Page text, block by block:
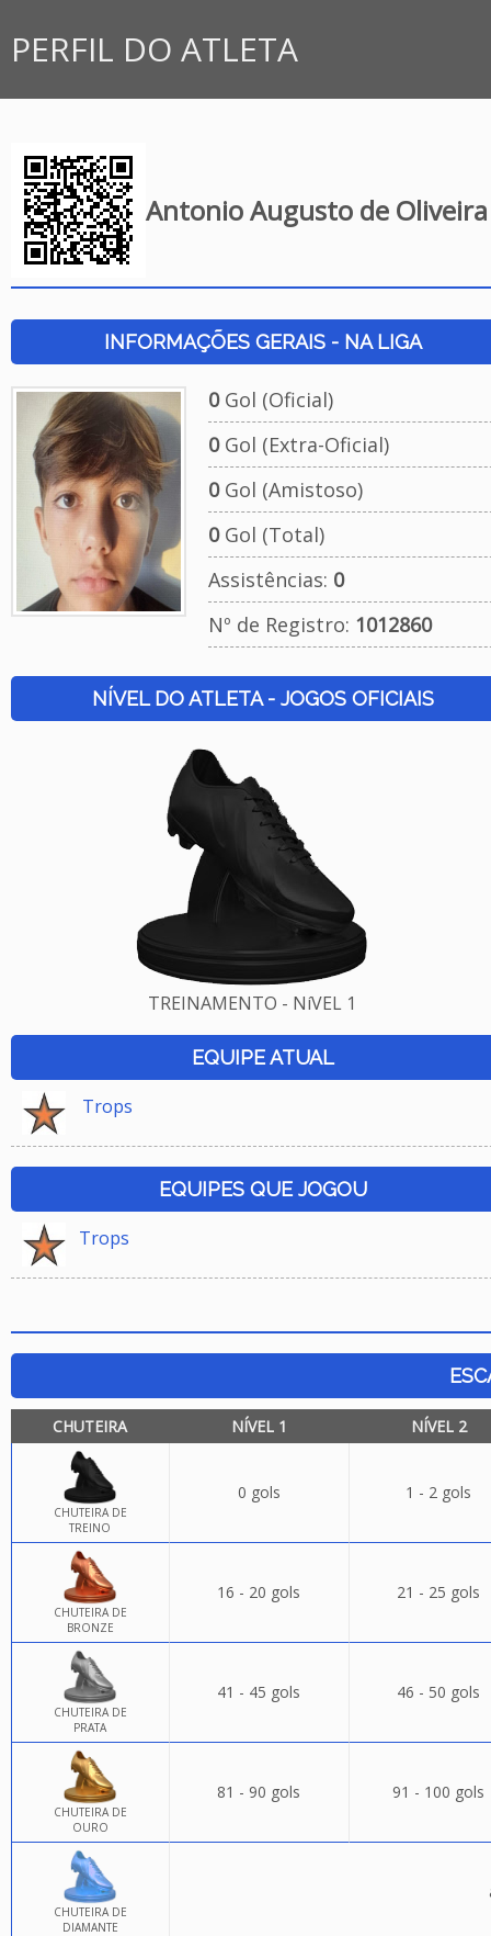
PERFIL DO ATLETA
Antonio Augusto de Oliveira
INFORMAÇÕES GERAIS - NA LIGA
0Gol (Oficial)
0Gol (Extra-Oficial)
0Gol (Amistoso)
0Gol (Total)
Assistências: 0
Nº de Registro: 1012860
NÍVEL DO ATLETA - JOGOS OFICIAIS
TREINAMENTO - NíVEL 1
EQUIPE ATUAL
Trops
EQUIPES QUE JOGOU
Trops
CHUTEIRA NÍVEL 1 NÍVEL 2
CHUTEIRA DE
TREINO
0 gols 1 - 2 gols
CHUTEIRA DE
BRONZE
16 - 20 gols 21 - 25 gols
CHUTEIRA DE
PRATA
41 - 45 gols 46 - 50 gols
CHUTEIRA DE
OURO
81 - 90 gols 91 - 100 gols
CHUTEIRA DE
DIAMANTE